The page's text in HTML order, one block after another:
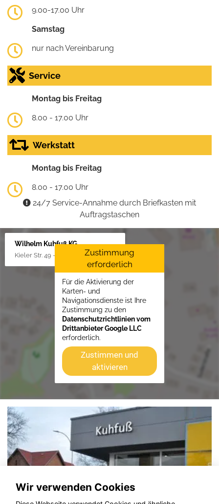
9.00-17.00 Uhr
Samstag
nur nach Vereinbarung
Service
Montag bis Freitag
8.00 - 17.00 Uhr
Werkstatt
Montag bis Freitag
8.00 - 17.00 Uhr
24/7 Service-Annahme durch Briefkasten mit
Auftragstaschen
Wilhelm Kuhfuß KG
Kieler Str. 49 - 51, 25451 Quickborn
Zustimmung
erforderlich
Für die Aktivierung der
Karten- und
Navigationsdienste ist Ihre
Zustimmung zu den
Datenschutzrichtlinien vom
Drittanbieter Google LLC
erforderlich.
Zustimmen und
aktivieren
Wir verwenden Cookies